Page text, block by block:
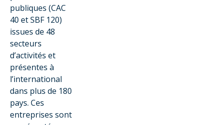
publiques (CAC
40 et SBF 120)
issues de 48
secteurs
d’activités et
présentes à
l’international
dans plus de 180
pays. Ces
entreprises sont